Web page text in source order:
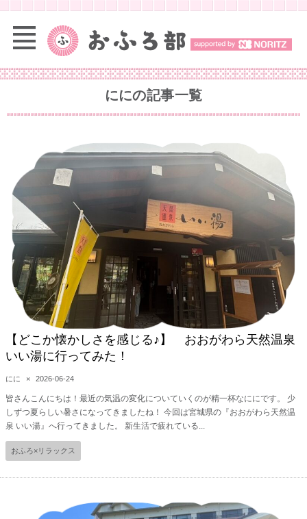
ににの記事一覧
【どこか懐かしさを感じる♪】 おおがわら天然温泉
いい湯に行ってみた！
にに × 2026-06-24
皆さんこんにちは！最近の気温の変化についていくのが精一杯なににです。 少
しずつ夏らしい暑さになってきましたね！ 今回は宮城県の『おおがわら天然温
泉 いい湯』へ行ってきました。 新生活で疲れている...
おふろ×リラックス